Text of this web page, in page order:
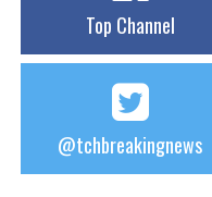
Top Channel
@tchbreakingnews